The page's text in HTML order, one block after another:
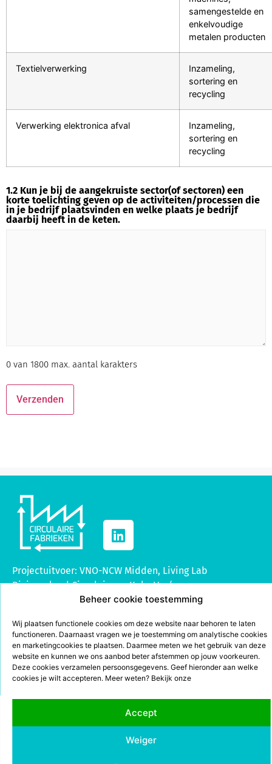
Beheer cookie toestemming
Wij plaatsen functionele cookies om deze website naar behoren te laten
functioneren. Daarnaast vragen we je toestemming om analytische cookies
en marketingcookies te plaatsen. Daarmee meten we het gebruik van deze
website en kunnen we ons aanbod beter afstemmen op jouw voorkeuren.
Deze cookies verzamelen persoonsgegevens. Geef hieronder aan welke
cookies je wilt accepteren. Meer weten? Bekijk onze
Accept
Weiger
samengestelde en
enkelvoudige
metalen producten
Textielverwerking
Inzameling,
sortering en
recycling
Verwerking elektronica afval
Inzameling,
sortering en
recycling
1.2 Kun je bij de aangekruiste sector(of sectoren) een
korte toelichting geven op de activiteiten/processen die
in je bedrijf plaatsvinden en welke plaats je bedrijf
daarbij heeft in de keten.
0 van 1800 max. aantal karakters
Projectuitvoer: VNO-NCW Midden, Living Lab
Rivierenland Circulair, en KplusV p/a
info@circulairefabrieken.nl.
Disclaimer|Privacystatement|Cookieverklaring